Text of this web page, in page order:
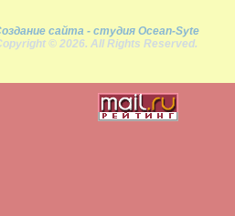
сайта - студия Ocean-Syte
© 2026. All Rights Reserved.